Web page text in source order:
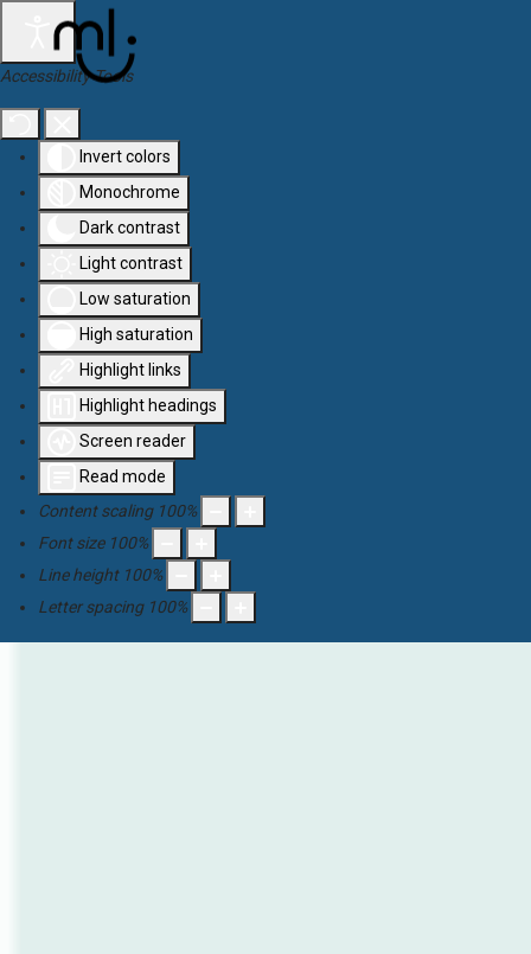
Aller au contenu principal
Accessibility Tools
Invert colors
Monochrome
Dark contrast
Light contrast
Low saturation
High saturation
Highlight links
Highlight headings
Screen reader
Read mode
Content scaling 100%
Font size 100%
Line height 100%
Letter spacing 100%